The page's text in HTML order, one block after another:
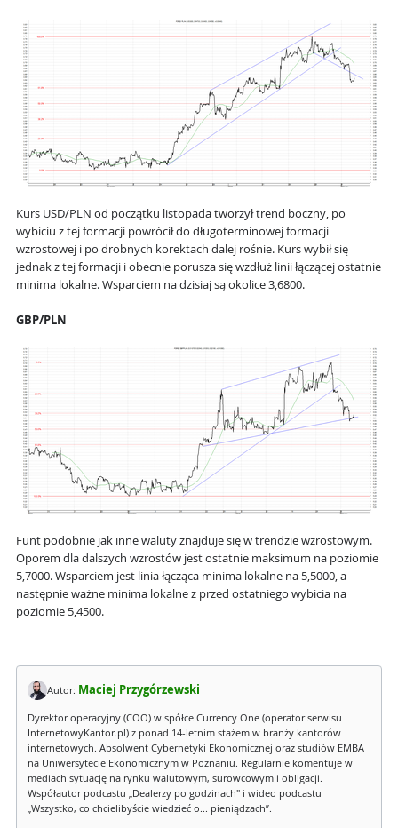
Kurs USD/PLN od początku listopada tworzył trend boczny, po
wybiciu z tej formacji powrócił do długoterminowej formacji
wzrostowej i po drobnych korektach dalej rośnie. Kurs wybił się
jednak z tej formacji i obecnie porusza się wzdłuż linii łączącej ostatnie
minima lokalne. Wsparciem na dzisiaj są okolice 3,6800.
GBP/PLN
Funt podobnie jak inne waluty znajduje się w trendzie wzrostowym.
Oporem dla dalszych wzrostów jest ostatnie maksimum na poziomie
5,7000. Wsparciem jest linia łącząca minima lokalne na 5,5000, a
następnie ważne minima lokalne z przed ostatniego wybicia na
poziomie 5,4500.
Autor: Maciej Przygórzewski
Dyrektor operacyjny (COO) w spółce Currency One (operator serwisu
InternetowyKantor.pl) z ponad 14-letnim stażem w branży kantorów
internetowych. Absolwent Cybernetyki Ekonomicznej oraz studiów EMBA
na Uniwersytecie Ekonomicznym w Poznaniu. Regularnie komentuje w
mediach sytuację na rynku walutowym, surowcowym i obligacji.
Współautor podcastu „Dealerzy po godzinach" i wideo podcastu
„Wszystko, co chcielibyście wiedzieć o... pieniądzach”.